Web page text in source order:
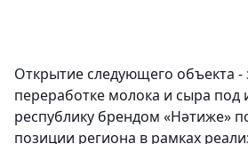
Открытие следующего объекта -
переработке молока и сыра под
республику брендом «Нәтиже»
позиции региона в рамках